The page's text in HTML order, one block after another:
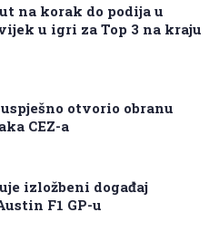
na korak do podija u
u igri za Top 3 na kraju
otvorio obranu
CEZ-a
izložbeni događaj
F1 GP-u